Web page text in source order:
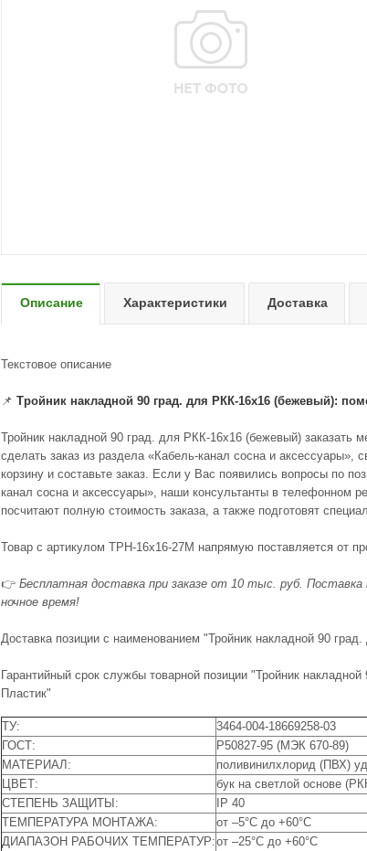
Описание Характеристики Доставка
Текстовое описание
📌 Тройник накладной 90 град. для РКК-16х16 (бежевый):
Тройник накладной 90 град. для РКК-16х16 (бежевый) заказать
сделать заказ из раздела «Кабель-канал сосна и аксессуары»,
корзину и составьте заказ. Если у Вас появились вопросы по
канал сосна и аксессуары», наши консультанты в телефонном
посчитают полную стоимость заказа, а также подготовят
Товар с артикулом ТРН-16х16-27М напрямую поставляется от
👉 Бесплатная доставка при заказе от 10 тыс. руб.
ночное время!
Доставка позиции с наименованием "Тройник накладной 90
Гарантийный срок службы товарной позиции "Тройник
Пластик"
ТУ:
3464-004-18669258-03
ГОСТ:
Р50827-95 (МЭК 670-89)
МАТЕРИАЛ:
поливинилхлорид (ПВХ)
ЦВЕТ:
бук на светлой основе
СТЕПЕНЬ ЗАЩИТЫ:
IP 40
ТЕМПЕРАТУРА МОНТАЖА:
от –5°С до +60°С
ДИАПАЗОН РАБОЧИХ ТЕМПЕРАТУР:от –25°С до +60°С